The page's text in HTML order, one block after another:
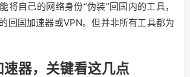
将自己的网络身份“伪装”回国内的工具，
回国加速器或VPN。但并非所有工具都为
速器，关键看这几点